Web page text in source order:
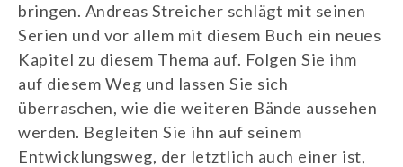
bringen. Andreas Streicher schlägt mit seinen
Serien und vor allem mit diesem Buch ein neues
Kapitel zu diesem Thema auf. Folgen Sie ihm
auf diesem Weg und lassen Sie sich
überraschen, wie die weiteren Bände aussehen
werden. Begleiten Sie ihn auf seinem
Entwicklungsweg, der letztlich auch einer ist,